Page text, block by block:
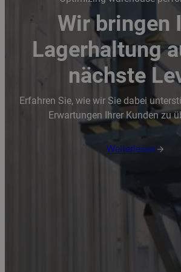
Wir bringen
Lagerhaltung
nächste
Erfahren Sie, wie wir Sie dabei
Erwartungen Ihrer Kunden zu
Weiterlesen